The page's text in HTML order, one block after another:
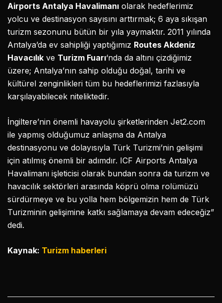
Airports Antalya Havalimanı olarak hedeflerimiz
yolcu ve destinasyon sayısını arttırmak; 6 aya sıkışan
turizm sezonunu bütün bir yıla yaymaktır. 2011 yılında
Antalya’da ev sahipliği yaptığımız Routes Akdeniz
Havacılık ve Turizm Fuarı‘nda da altını çizdiğimiz
üzere; Antalya’nın sahip olduğu doğal, tarihi ve
kültürel zenginlikleri tüm bu hedeflerimizi fazlasıyla
karşılayabilecek niteliktedir.
İngiltere’nin önemli havayolu şirketlerinden Jet2.com
ile yapmış olduğumuz anlaşma da Antalya
destinasyonu ve dolayısıyla Türk Turizmi’nin gelişimi
için atılmış önemli bir adımdır. ICF Airports Antalya
Havalimanı işleticisi olarak bundan sonra da turizm ve
havacılık sektörleri arasında köprü olma rolümüzü
sürdürmeye ve bu yolla hem bölgemizin hem de Türk
Turizminin gelişimine katkı sağlamaya devam edeceğiz”
dedi.
Kaynak: Turizm haberleri